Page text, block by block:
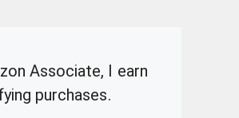
Associate, I earn
purchases.